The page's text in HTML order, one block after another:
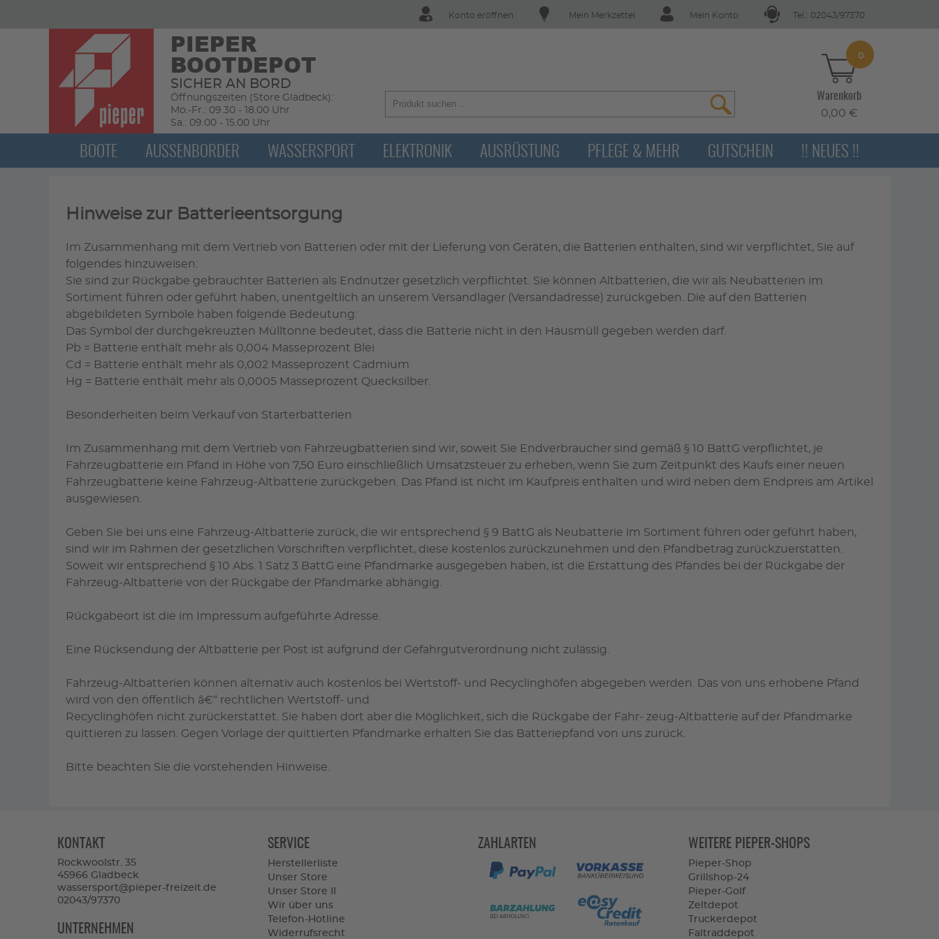
Tel.: 02043/97370
Mein Konto
Mein Merkzettel
Konto eröffnen
PIEPER
BOOTDEPOT
SICHER AN BORD
Öffnungszeiten (Store Gladbeck):
Mo.-Fr.: 09.30 - 18.00 Uhr
Sa.: 09.00 - 15.00 Uhr
0
Warenkorb
0,00 €
BOOTE AUSSENBORDER WASSERSPORT ELEKTRONIK AUSRÜSTUNG PFLEGE & MEHR GUTSCHEIN !! NEUES !!
Hinweise zur Batterieentsorgung
Im Zusammenhang mit dem Vertrieb von Batterien oder mit der Lieferung von Geräten, die Batterien enthalten, sind wir verpflichtet, Sie auf
folgendes hinzuweisen:
Sie sind zur Rückgabe gebrauchter Batterien als Endnutzer gesetzlich verpflichtet. Sie können Altbatterien, die wir als Neubatterien im
Sortiment führen oder geführt haben, unentgeltlich an unserem Versandlager (Versandadresse) zurückgeben. Die auf den Batterien
abgebildeten Symbole haben folgende Bedeutung:
Das Symbol der durchgekreuzten Mülltonne bedeutet, dass die Batterie nicht in den Hausmüll gegeben werden darf.
Pb = Batterie enthält mehr als 0,004 Masseprozent Blei
Cd = Batterie enthält mehr als 0,002 Masseprozent Cadmium
Hg = Batterie enthält mehr als 0,0005 Masseprozent Quecksilber.
Besonderheiten beim Verkauf von Starterbatterien
Im Zusammenhang mit dem Vertrieb von Fahrzeugbatterien sind wir, soweit Sie Endverbraucher sind gemäß § 10 BattG verpflichtet, je
Fahrzeugbatterie ein Pfand in Höhe von 7,50 Euro einschließlich Umsatzsteuer zu erheben, wenn Sie zum Zeitpunkt des Kaufs einer neuen
Fahrzeugbatterie keine Fahrzeug-Altbatterie zurückgeben. Das Pfand ist nicht im Kaufpreis enthalten und wird neben dem Endpreis am Artikel
ausgewiesen.
Geben Sie bei uns eine Fahrzeug-Altbatterie zurück, die wir entsprechend § 9 BattG als Neubatterie im Sortiment führen oder geführt haben,
sind wir im Rahmen der gesetzlichen Vorschriften verpflichtet, diese kostenlos zurückzunehmen und den Pfandbetrag zurückzuerstatten.
Soweit wir entsprechend § 10 Abs. 1 Satz 3 BattG eine Pfandmarke ausgegeben haben, ist die Erstattung des Pfandes bei der Rückgabe der
Fahrzeug-Altbatterie von der Rückgabe der Pfandmarke abhängig.
Rückgabeort ist die im Impressum aufgeführte Adresse.
Eine Rücksendung der Altbatterie per Post ist aufgrund der Gefahrgutverordnung nicht zulässig.
Fahrzeug-Altbatterien können alternativ auch kostenlos bei Wertstoff- und Recyclinghöfen abgegeben werden. Das von uns erhobene Pfand
wird von den öffentlich â€“ rechtlichen Wertstoff- und
Recyclinghöfen nicht zurückerstattet. Sie haben dort aber die Möglichkeit, sich die Rückgabe der Fahr- zeug-Altbatterie auf der Pfandmarke
quittieren zu lassen. Gegen Vorlage der quittierten Pfandmarke erhalten Sie das Batteriepfand von uns zurück.
Bitte beachten Sie die vorstehenden Hinweise.
KONTAKT
Rockwoolstr. 35
45966 Gladbeck
wassersport@pieper-freizeit.de
02043/97370
UNTERNEHMEN
SERVICE
Herstellerliste
Unser Store
Unser Store II
Wir über uns
Telefon-Hotline
Widerrufsrecht
ZAHLARTEN WEITERE PIEPER-SHOPS
Pieper-Shop
Grillshop-24
Pieper-Golf
Zeltdepot
Truckerdepot
Faltraddepot